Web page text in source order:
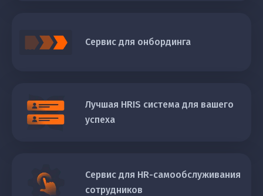
Сервис для онбординга
Лучшая HRIS система для вашего
успеха
Сервис для HR-самообслуживания
сотрудников